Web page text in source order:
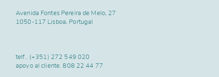
Avenida Fontes Pereira de Melo, 27
1050-117 Lisboa, Portugal
telf.. (+351) 272 549 020
apoyo al cliente.808 22 44 77